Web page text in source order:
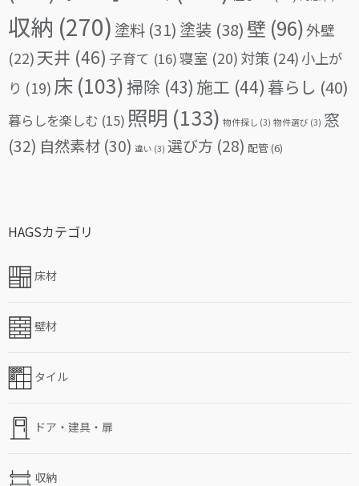
収納 (270) 塗料 (31) 塗装 (38) 壁 (96)外壁
(22)天井 (46) 子育て (16)寝室 (20) 対策 (24)小上が
り (19) 床 (103)掃除 (43) 施工 (44) 暮らし (40)
暮らしを楽しむ (15) 照明 (133) 物件探し (3) 物件選び (3) 窓
(32) 自然素材 (30) 違い (3) 選び方 (28) 配管(6)
HAGSカテゴリ
床材
壁材
タイル
ドア・建具・扉
収納